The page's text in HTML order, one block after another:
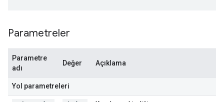
Parametreler
Parametre
adı
Değer Açıklama
Yol parametreleri